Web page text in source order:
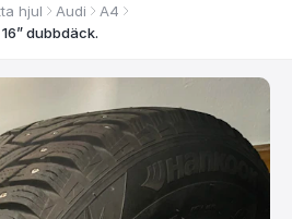
hjul Audi
A4
dubbdäck.